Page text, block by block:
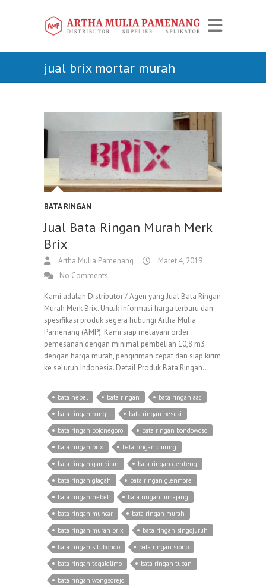
jual brix mortar murah
BATA RINGAN
Jual Bata Ringan Murah Merk
Brix
Artha Mulia Pamenang
Maret 4, 2019
No Comments
Kami adalah Distributor / Agen yang Jual Bata Ringan
Murah Merk Brix. Untuk Informasi harga terbaru dan
spesifikasi produk segera hubungi Artha Mulia
Pamenang (AMP). Kami siap melayani order
pemesanan dengan minimal pembelian 10,8 m3
dengan harga murah, pengiriman cepat dan siap kirim
ke seluruh Indonesia. Detail Produk Bata Ringan…
bata hebel bata ringan
bata ringan aac
bata ringan bangil
bata ringan besuki
bata ringan bojonegoro
bata ringan bondowoso
bata ringan brix
bata ringan cluring
bata ringan gambiran
bata ringan genteng
bata ringan glagah
bata ringan glenmore
bata ringan hebel
bata ringan lumajang
bata ringan muncar
bata ringan murah
bata ringan murah brix
bata ringan singojuruh
bata ringan situbondo
bata ringan srono
bata ringan tegaldlimo
bata ringan tuban
bata ringan wongsorejo